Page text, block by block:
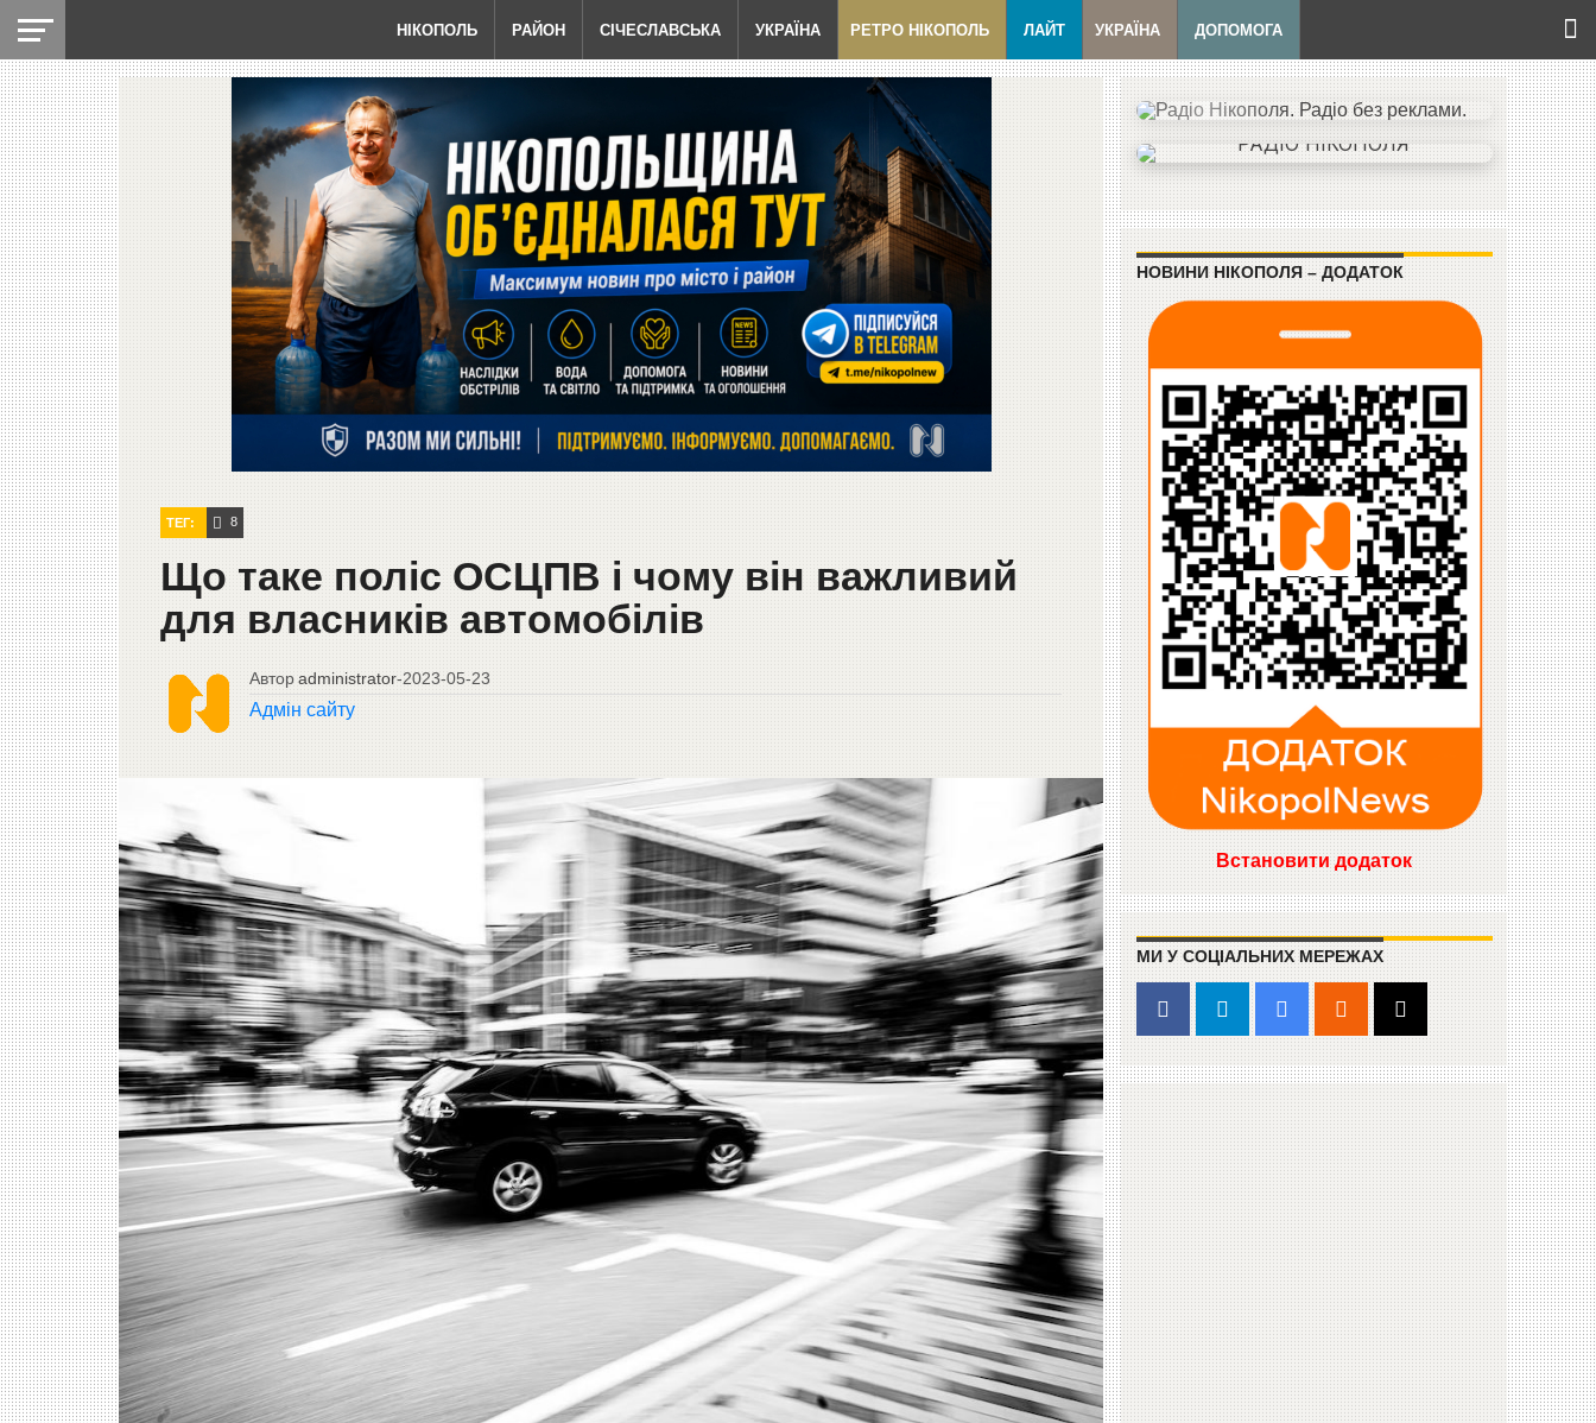
НІКОПОЛЬ РАЙОН СІЧЕСЛАВСЬКА УКРАЇНА РЕТРО НІКОПОЛЬ ЛАЙТ УКРАЇНА ДОПОМОГА
ТЕГ: 8
Що таке поліс ОСЦПВ і чому він важливий
для власників автомобілів
Автор administrator-2023-05-23
Адмін сайту
НОВИНИ НІКОПОЛЯ – ДОДАТОК
Встановити додаток
МИ У СОЦІАЛЬНИХ МЕРЕЖАХ